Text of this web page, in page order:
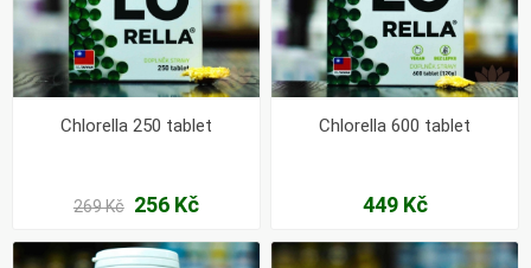
Chlorella 250 tablet
269 Kč 256 Kč
Chlorella 600 tablet
449 Kč